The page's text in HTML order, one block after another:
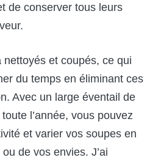
de conserver tous leurs
et coupés, ce qui
du temps en éliminant ces
Avec un large éventail de
l’année, vous pouvez
et varier vos soupes en
de vos envies. J’ai